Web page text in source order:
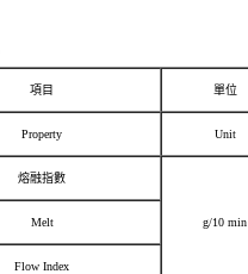
項目 單位
Property
Unit
熔融指數
g/10 min
Melt
Flow Index